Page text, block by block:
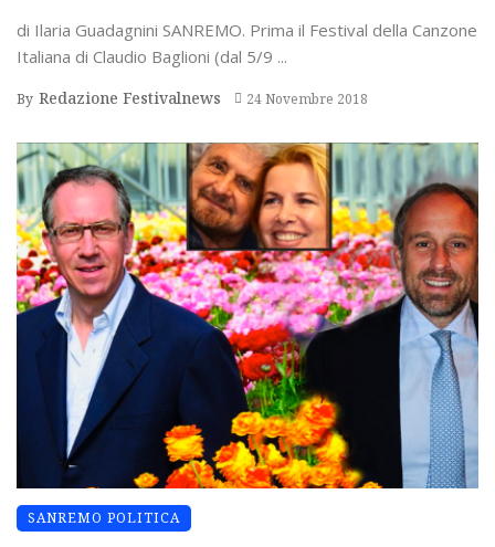
di Ilaria Guadagnini SANREMO. Prima il Festival della Canzone
Italiana di Claudio Baglioni (dal 5/9 ...
By Redazione Festivalnews 24 Novembre 2018
SANREMO POLITICA